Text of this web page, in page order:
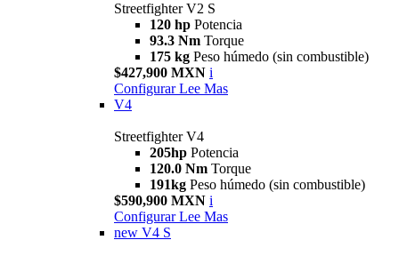
Streetfighter V2 S
120 hp Potencia
93.3 Nm Torque
175 kg Peso húmedo (sin combustible)
$427,900 MXN i
Configurar Lee Mas
V4
Streetfighter V4
205hp Potencia
120.0 Nm Torque
191kg Peso húmedo (sin combustible)
$590,900 MXN i
Configurar Lee Mas
new V4 S